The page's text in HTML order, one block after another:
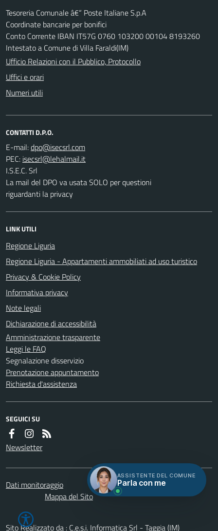
Tesoreria Comunale â€“ Poste Italiane S.p.A
Coordinate bancarie per bonifici
Conto Corrente IBAN IT57G 0760 103200 00104 8193260
Intestato a Comune di Villa Faraldi(IM)
Ufficio Relazioni con il Pubblico, Protocollo
Uffici e orari
Numeri utili
CONTATTI D.P.O.
E-mail:
PEC:
I.S.E.C. Srl
La mail del DPO va usata SOLO per questioni
riguardanti la privacy
LINK UTILI
Regione Liguria
Regione Liguria - Appartamenti ammobiliati ad uso turistico
Privacy & Cookie Policy
Informativa privacy
Note legali
Dichiarazione di accessibilità
Amministrazione trasparente
Leggi le FAQ
Segnalazione disservizio
Prenotazione appuntamento
Richiesta d'assistenza
SEGUICI SU
Newsletter
Dati monitoraggio Servizi
Mappa del Sito
Sito Realizzato da : C.e.s.i. Informatica Srl - Taggia (IM)
ASSISTENTE DEL COMUNE
Parla con me